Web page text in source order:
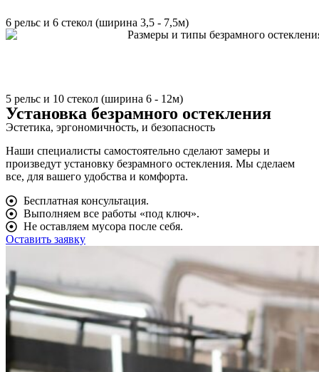
6 рельс и 6 стекол (ширина 3,5 - 7,5м)
5 рельс и 10 стекол (ширина 6 - 12м)
Установка безрамного остекления
Эстетика, эргономичность, и безопасность
Наши специалисты самостоятельно сделают замеры и
произведут установку безрамного остекления. Мы сделаем
все, для вашего удобства и комфорта.
Бесплатная консультация.
Выполняем все работы «‎под ключ»‎.
Не оставляем мусора после себя.
Оставить заявку